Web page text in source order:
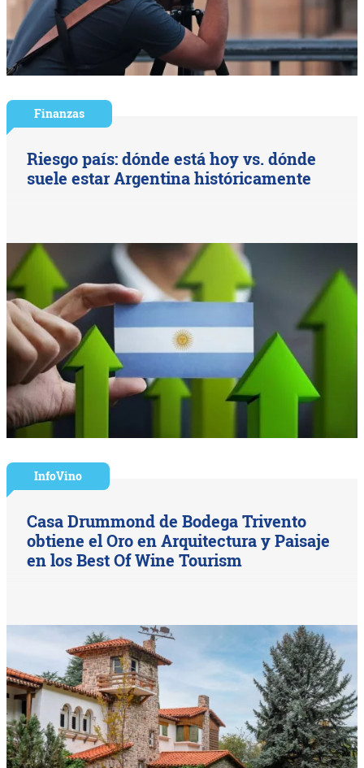
Finanzas
Riesgo país: dónde está hoy vs. dónde
suele estar Argentina históricamente
InfoVino
Casa Drummond de Bodega Trivento
obtiene el Oro en Arquitectura y Paisaje
en los Best Of Wine Tourism